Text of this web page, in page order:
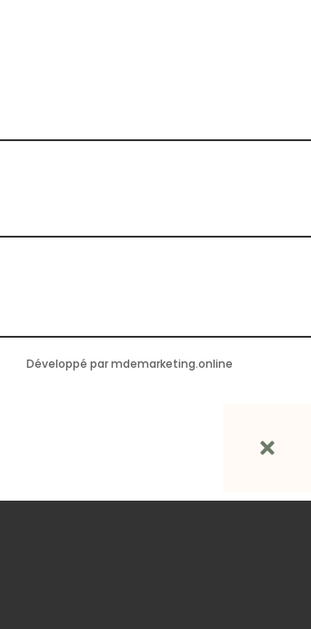
Développé par mdemarketing.online